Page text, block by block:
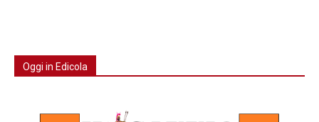
Oggi in Edicola